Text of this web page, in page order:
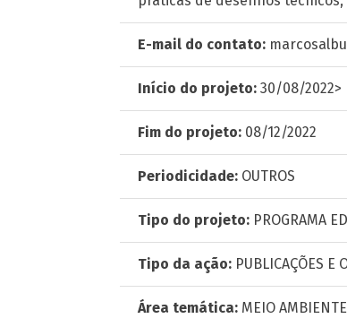
E-mail do contato:
Início do projeto: 30/08/2022>
Fim do projeto: 08/12/2022
Periodicidade: OUTROS
Tipo do projeto: PROGRAMA
Tipo da ação: PUBLICAÇÕES E
Área temática: MEIO AMBIENTE